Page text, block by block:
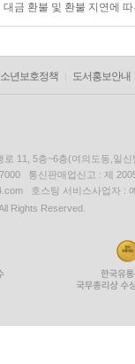
대금 환불 및 환불 지연에
년보호정책 도서홍보안내
로 11, 5층~6층(여의도동,일신
통신판매업신고 : 제
호스팅 서비스사업자 :
Rights Reserved.